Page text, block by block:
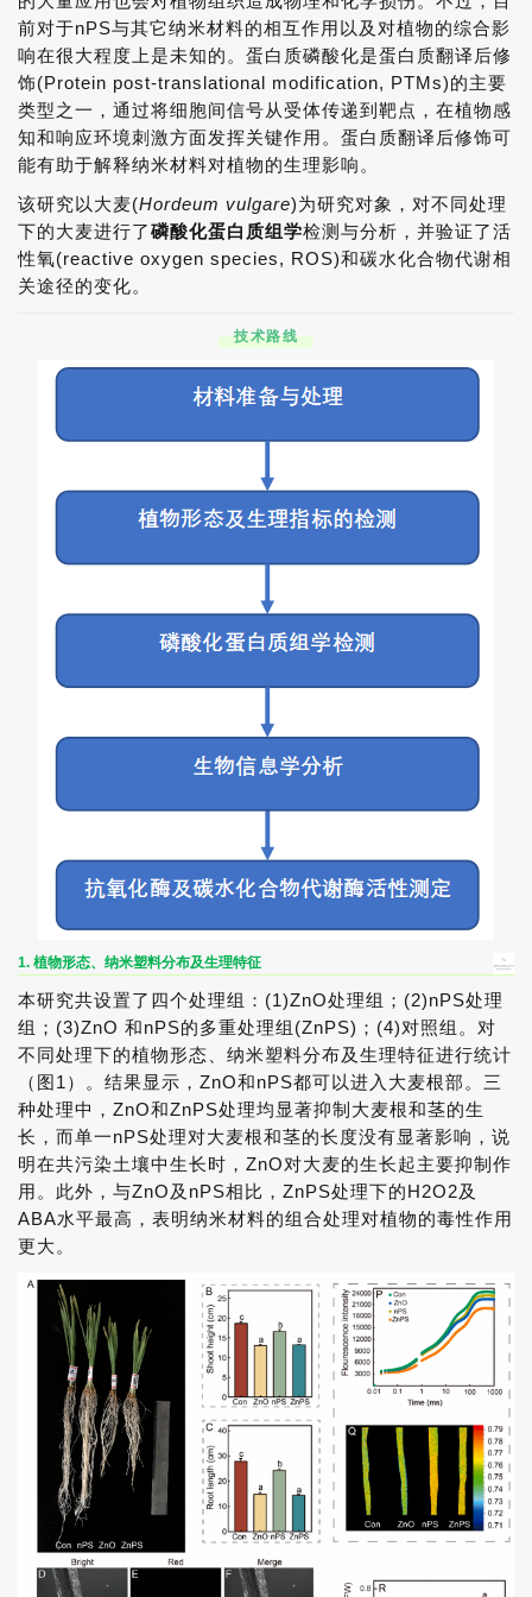
前对于nPS与其它纳米材料的相互作用以及对植物的综合影
响在很大程度上是未知的。蛋白质磷酸化是蛋白质翻译后修
饰(Protein post-translational modification, PTMs)的主要
类型之一，通过将细胞间信号从受体传递到靶点，在植物感
知和响应环境刺激方面发挥关键作用。蛋白质翻译后修饰可
能有助于解释纳米材料对植物的生理影响。
该研究以大麦(Hordeum vulgare)为研究对象，对不同处理
下的大麦进行了磷酸化蛋白质组学检测与分析，并验证了活
性氧(reactive oxygen species, ROS)和碳水化合物代谢相
关途径的变化。
技术路线
1. 植物形态、纳米塑料分布及生理特征
本研究共设置了四个处理组：(1)ZnO处理组；(2)nPS处理
组；(3)ZnO 和nPS的多重处理组(ZnPS)；(4)对照组。对
不同处理下的植物形态、纳米塑料分布及生理特征进行统计
（图1）。结果显示，ZnO和nPS都可以进入大麦根部。三
种处理中，ZnO和ZnPS处理均显著抑制大麦根和茎的生
长，而单一nPS处理对大麦根和茎的长度没有显著影响，说
明在共污染土壤中生长时，ZnO对大麦的生长起主要抑制作
用。此外，与ZnO及nPS相比，ZnPS处理下的H2O2及
ABA水平最高，表明纳米材料的组合处理对植物的毒性作用
更大。